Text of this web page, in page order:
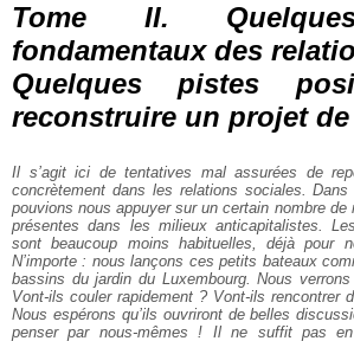
Tome II.
fondamentaux des
Quelques pistes
reconstruire un projet
Il s’agit ici de tentatives mal assurées de
concrètement dans les relations sociales.
pouvions nous appuyer sur un certain nombre
présentes dans les milieux anticapitalistes.
sont beaucoup moins habituelles, déjà pour
N’importe : nous lançons ces petits bateaux
bassins du jardin du Luxembourg. Nous
Vont-ils couler rapidement ? Vont-ils rencontrer
Nous espérons qu’ils ouvriront de belles
penser par nous-mêmes ! Il ne suffit pas